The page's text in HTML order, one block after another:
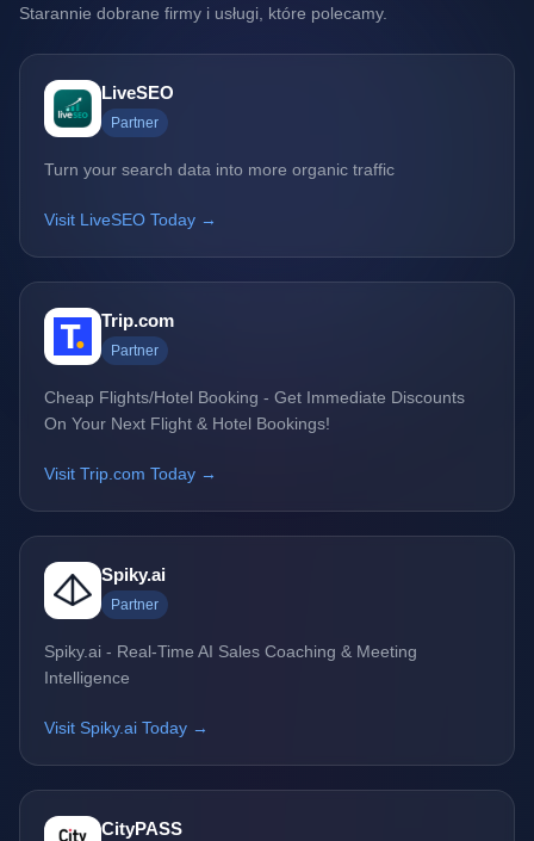
Starannie dobrane firmy i usługi, które polecamy.
LiveSEO
Partner
Turn your search data into more organic traffic
Visit LiveSEO Today →
Trip.com
Partner
Cheap Flights/Hotel Booking - Get Immediate Discounts
On Your Next Flight & Hotel Bookings!
Visit Trip.com Today →
Spiky.ai
Partner
Spiky.ai - Real-Time AI Sales Coaching & Meeting
Intelligence
Visit Spiky.ai Today →
CityPASS